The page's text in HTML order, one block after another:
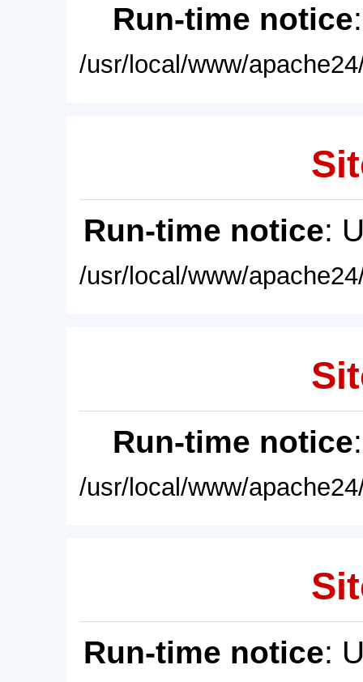
Run-time notice
/usr/local/www/
Run-time notice:
/usr/local/www/
Run-time notice
/usr/local/www/
Run-time notice: